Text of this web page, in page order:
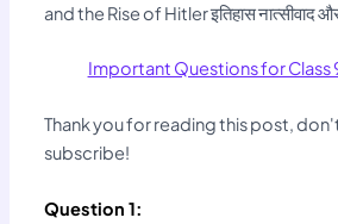
and the Rise of Hitler इतिहास नात्सीवाद
Important Questions for Class
Thank you for reading this post,
subscribe!
Question 1: